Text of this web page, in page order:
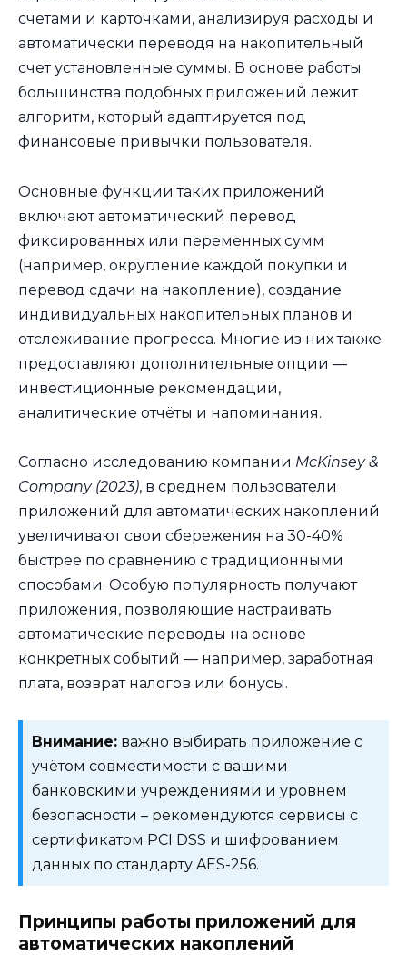
счетами и карточками, анализируя расходы и
автоматически переводя на накопительный
счет установленные суммы. В основе работы
большинства подобных приложений лежит
алгоритм, который адаптируется под
финансовые привычки пользователя.
Основные функции таких приложений
включают автоматический перевод
фиксированных или переменных сумм
(например, округление каждой покупки и
перевод сдачи на накопление), создание
индивидуальных накопительных планов и
отслеживание прогресса. Многие из них также
предоставляют дополнительные опции —
инвестиционные рекомендации,
аналитические отчёты и напоминания.
Согласно исследованию компании McKinsey &
Company (2023), в среднем пользователи
приложений для автоматических накоплений
увеличивают свои сбережения на 30-40%
быстрее по сравнению с традиционными
способами. Особую популярность получают
приложения, позволяющие настраивать
автоматические переводы на основе
конкретных событий — например, заработная
плата, возврат налогов или бонусы.
Внимание: важно выбирать приложение с
учётом совместимости с вашими
банковскими учреждениями и уровнем
безопасности – рекомендуются сервисы с
сертификатом PCI DSS и шифрованием
данных по стандарту AES-256.
Принципы работы приложений для
автоматических накоплений